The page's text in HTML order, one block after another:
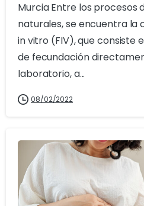
Murcia Entre los procesos
naturales, se encuentra la
in vitro (FIV), que consiste
de fecundación
laboratorio, a...
08/02/2022